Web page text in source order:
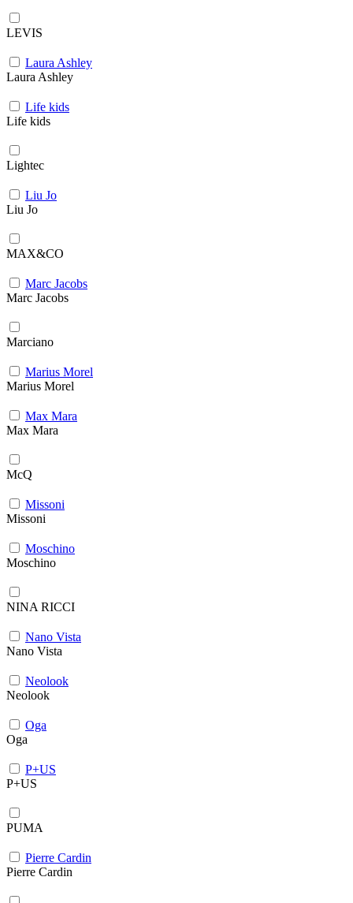
LEVIS
Laura Ashley
Laura Ashley
Life kids
Life kids
Lightec
Liu Jo
Liu Jo
MAX&CO
Marc Jacobs
Marc Jacobs
Marciano
Marius Morel
Marius Morel
Max Mara
Max Mara
McQ
Missoni
Missoni
Moschino
Moschino
NINA RICCI
Nano Vista
Nano Vista
Neolook
Neolook
Oga
Oga
P+US
P+US
PUMA
Pierre Cardin
Pierre Cardin